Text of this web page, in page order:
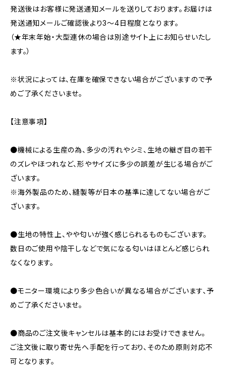
発送後はお客様に発送通知メールを送りしております。お届けは
発送通知メールご確認後より3〜4日程度となります。
（★年末年始・大型連休の場合は別途サイト上にお知らせいたし
ます。）
※状況によっては、在庫を確保できない場合がございますので予
めご了承くださいませ。
【注意事項】
●機械による生産の為、多少の汚れやシミ、生地の継ぎ目の若干
のズレやほつれなど、形やサイズに多少の誤差が生じる場合がご
ざいます。
※海外製品のため、縫製等が日本の基準に達してない場合がご
ざいます。
●生地の特性上、やや匂いが強く感じられるものもございます。
数日のご使用や陰干しなどで気になる匂いはほとんど感じられ
なくなります。
●モニター環境により多少色合いが異なる場合がございます、予
めご了承くださいませ。
●商品のご注文後キャンセルは基本的にはお受けできません。
ご注文後に取り寄せ先へ手配を行っており、そのため原則対応不
可となります。